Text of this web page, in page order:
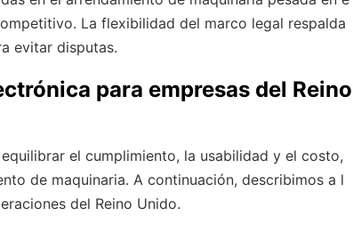
La flexibilidad del marco legal respalda
evitar disputas.
para empresas del Reino
el cumplimiento, la usabilidad y el costo,
de maquinaria. A continuación, describimos a l
del Reino Unido.